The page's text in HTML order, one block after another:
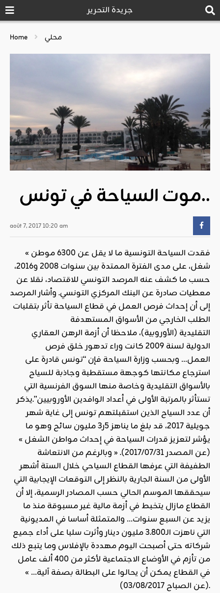
جريدة التحرير
Home محلي
موت السياحة في تونس..
août 7, 2017 10:20 am
« فقدت السياحة التونسية ما لا يقل عن 6300 موطن
شغل، على مدى الفترة الممتدة بين سنوات 2008 و2016،
حسب ما كشف عنه المرصد التونسي للاقتصاد، نقلا عن
معطيات صادرة عن البنك المركزي التونسي. وأشار المرصد
إلى أن إحداث فرص العمل في قطاع السياحة تأثر بتقلبات
الطلب الخارجي من الأسواق المستهدفة
التقليدية (الأوروبية)، ملاحظا أن أزمة الرهن العقاري
الدولية لسنة 2009 كانت وراء تدهور خلق فرص
العمل… وبحسب وزارة السياحة فإن “تونس قادرة على
استرجاع مكانتها كوجهة مستقطبة وجاذبة للسياح
بالأسواق التقليدية وخاصة منها السوق الفرنسية التي
تستأثر بالمرتبة الأولى في أعداد الوافدين الأوروبيين”.يذكر
أن عدد السياح الذين استقبلتهم تونس إلى غاية شهر
جويلية 2017، قد بلغ ما يناهز 5ر3 مليون سائح وهو ما
يؤشر لتعزيز قدرات السياحة في إحداث مواطن الشغل »
(عن المصدر 2017/07/31). « وبالرغم من الانتعاشة
الطفيفة التي عرفها القطاع السياحي خلال الستة أشهر
الأولى من السنة الجارية بالنظر إلى التوقعات الإيجابية التي
سيحققها الموسم الحالي حسب المصادر الرسمية، إلا أن
القطاع مازال يتخبط في أزمة مالية غير مسبوقة منذ ما
يزيد عن السبع سنوات… والمتمثلة أساسا في المديونية
التي ناهزت الـ3.800 مليون دينار وأثرت سلبا على أداء جميع
شركاته حتى أصبحت اليوم مهددة بالإفلاس وما يتبع ذلك
من تأزم في الأوضاع الاجتماعية لأكثر من 400 ألف عامل
في القطاع يمكن أن يحالوا على البطالة بصفة آلية… »
(عن الصباح 03/08/2017).